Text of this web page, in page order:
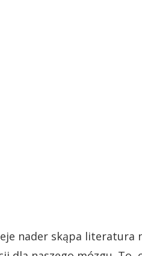
nader skąpa literatura